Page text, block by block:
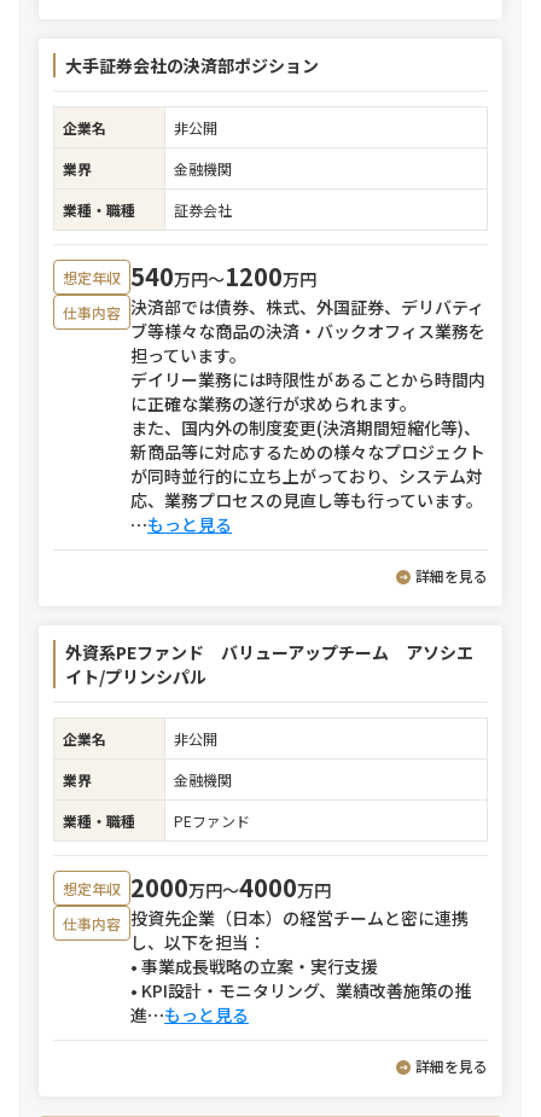
大手証券会社の決済部ポジション
企業名
非公開
業界
金融機関
業種・職種
証券会社
想定年収 540万円〜1200万円
仕事内容 決済部では債券、株式、外国証券、デリバティ
ブ等様々な商品の決済・バックオフィス業務を
担っています。
デイリー業務には時限性があることから時間内
に正確な業務の遂行が求められます。
また、国内外の制度変更(決済期間短縮化等)、
新商品等に対応するための様々なプロジェクト
が同時並行的に立ち上がっており、システム対
応、業務プロセスの見直し等も行っています。
⋯もっと見る
詳細を見る
外資系PEファンド バリューアップチーム アソシエ
イト/プリンシパル
企業名
非公開
業界
金融機関
業種・職種
PEファンド
想定年収 2000万円〜4000万円
仕事内容 投資先企業（日本）の経営チームと密に連携
し、以下を担当：
• 事業成長戦略の立案・実行支援
• KPI設計・モニタリング、業績改善施策の推
進⋯もっと見る
詳細を見る